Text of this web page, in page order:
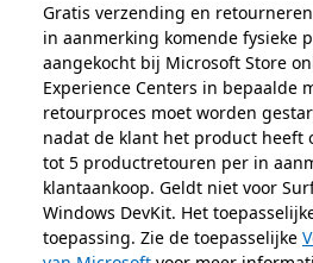
Gratis verzending en
in aanmerking komende fysieke
aangekocht bij Microsoft Store
Experience Centers in bepaalde
retourproces moet worden
nadat de klant het product heeft
tot 5 productretouren per in
klantaankoop. Geldt niet voor
Windows DevKit. Het
toepassing. Zie de toepasselijke